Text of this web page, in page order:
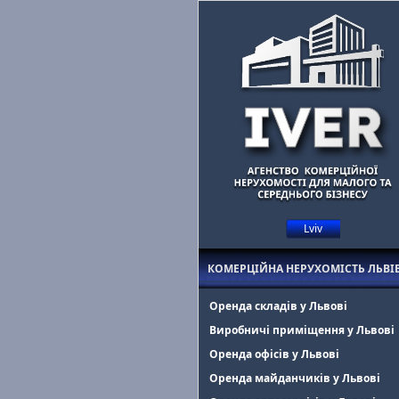
Lviv
КОМЕРЦІЙНА НЕРУХОМІСТЬ
Оренда складів у Львові
Виробничі приміщення у Львові
Оренда офісів у Львові
Оренда майданчиків у Львові
Допоможемо знайти